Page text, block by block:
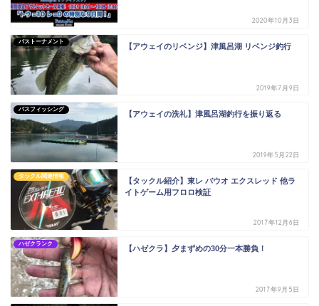
2020年10月3日
バストーナメント
【アウェイのリベンジ】津風呂湖 リベンジ釣行
2019年7月9日
バスフィッシング
【アウェイの洗礼】津風呂湖釣行を振り返る
2019年5月22日
タックル関連情報
【タックル紹介】東レ バウオ エクスレッド 他ラ
イトゲーム用フロロ検証
2017年12月6日
ハゼクランク
【ハゼクラ】夕まずめの30分一本勝負！
2017年9月5日